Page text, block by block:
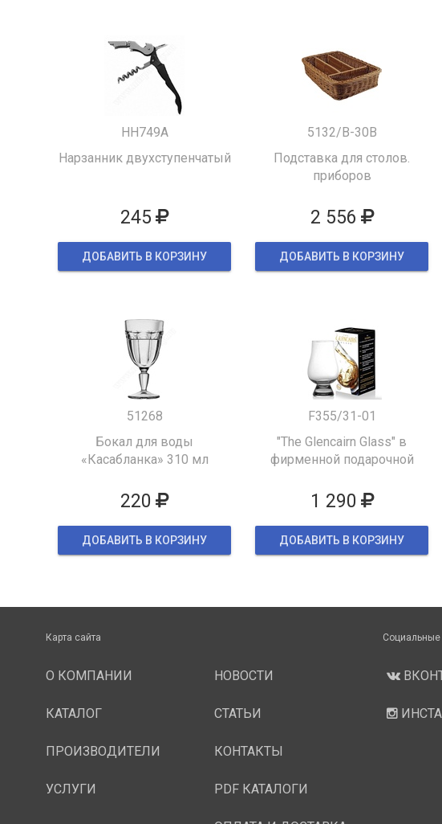
HH749A
Нарзанник двухступенчатый
245
ДОБАВИТЬ В КОРЗИНУ
5132/B-30B
Подставка для столов.
приборов
2 556
ДОБАВИТЬ В КОРЗИНУ
51268
Бокал для воды
«Касабланка» 310 мл
220
ДОБАВИТЬ В КОРЗИНУ
F355/31-01
"The Glencairn Glass" в
фирменной подарочной
1 290
ДОБАВИТЬ В КОРЗИНУ
Карта сайта
О КОМПАНИИ
КАТАЛОГ
ПРОИЗВОДИТЕЛИ
УСЛУГИ
НОВОСТИ
СТАТЬИ
КОНТАКТЫ
PDF КАТАЛОГИ
Социальные